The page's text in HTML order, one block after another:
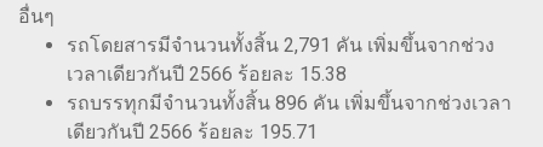
อื่นๆ
รถโดยสารมีจำนวนทั้งสิ้น 2,791 คัน เพิ่มขึ้นจากช่วง
เวลาเดียวกันปี 2566 ร้อยละ 15.38
รถบรรทุกมีจำนวนทั้งสิ้น 896 คัน เพิ่มขึ้นจากช่วงเวลา
เดียวกันปี 2566 ร้อยละ 195.71